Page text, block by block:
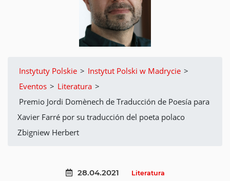
Instytuty Polskie > Instytut Polski w Madrycie >
Eventos > Literatura >
Premio Jordi Domènech de Traducción de Poesía para
Xavier Farré por su traducción del poeta polaco
Zbigniew Herbert
28.04.2021 Literatura